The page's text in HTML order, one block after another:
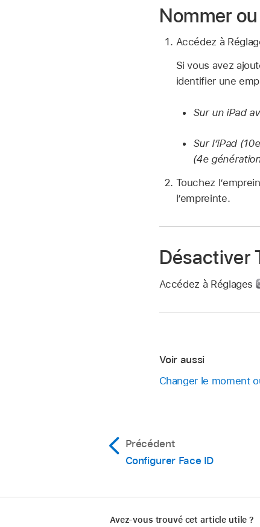
Nommer
Accédez à
Si vous avez
identifier une
Sur un iPad
Sur l’iPad
(4e
Touchez
l’empreinte.
Désactiver
Accédez à Réglages
Voir aussi
Changer le moment
Précédent
Configurer Face ID
Avez-vous trouvé cet article utile ?